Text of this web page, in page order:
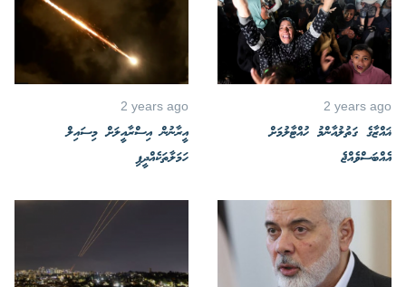
2 years ago
ޣައްޒާގެ ގަތުލުއާންމު ހުއްޓާލުމަށް
އެއްބަސްވެއްޖެ
2 years ago
އީރާނުން އިސްރާއީލަށް މިސައިލް
ހަމަލާތަކެއްދީފި